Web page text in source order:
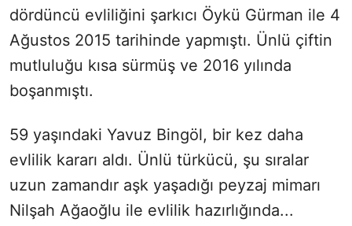
dördüncü evliliğini şarkıcı Öykü Gürman ile 4
Ağustos 2015 tarihinde yapmıştı. Ünlü çiftin
mutluluğu kısa sürmüş ve 2016 yılında
boşanmıştı.
59 yaşındaki Yavuz Bingöl, bir kez daha
evlilik kararı aldı. Ünlü türkücü, şu sıralar
uzun zamandır aşk yaşadığı peyzaj mimarı
Nilşah Ağaoğlu ile evlilik hazırlığında...